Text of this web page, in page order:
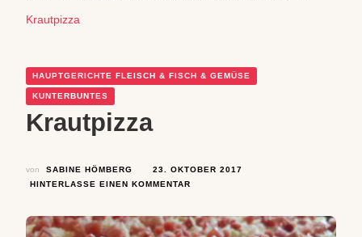
Krautpizza
HAUPTGERICHTE FLEISCH & FISCH & GEMÜSE
KUNTERBUNTES
Krautpizza
von SABINE HÖMBERG
23. OKTOBER 2017
HINTERLASSE EINEN KOMMENTAR